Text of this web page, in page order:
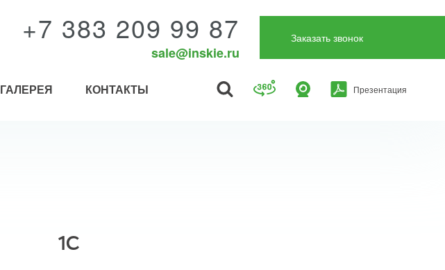
+7 383 209 99 87
sale@inskie.ru
Заказать звонок
ГАЛЕРЕЯ КОНТАКТЫ Презентация
1C